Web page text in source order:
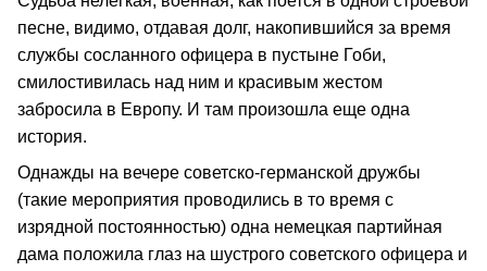
песне, видимо, отдавая долг, накопившийся за время
службы сосланного офицера в пустыне Гоби,
смилостивилась над ним и красивым жестом
забросила в Европу. И там произошла еще одна
история.
Однажды на вечере советско-германской дружбы
(такие мероприятия проводились в то время с
изрядной постоянностью) одна немецкая партийная
дама положила глаз на шустрого советского офицера и